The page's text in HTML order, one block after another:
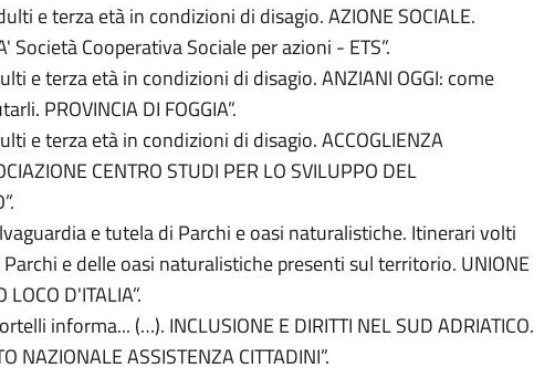
e terza età in condizioni di disagio. AZIONE SOCIALE.
Società Cooperativa Sociale per azioni - ETS”.
e terza età in condizioni di disagio. ANZIANI OGGI: come
PROVINCIA DI FOGGIA”.
e terza età in condizioni di disagio. ACCOGLIENZA
CENTRO STUDI PER LO SVILUPPO DEL
e tutela di Parchi e oasi naturalistiche. Itinerari volti
e delle oasi naturalistiche presenti sul territorio. UNIONE
D'ITALIA”.
informa... (…). INCLUSIONE E DIRITTI NEL SUD ADRIATICO.
NAZIONALE ASSISTENZA CITTADINI”.